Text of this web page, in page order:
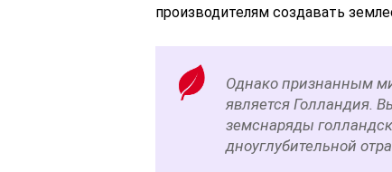
производителям создавать
Однако признанным
является Голландия.
земснаряды
дноуглубительной